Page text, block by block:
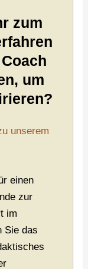
zum
um
unserem
einen
zur
im
Sie das